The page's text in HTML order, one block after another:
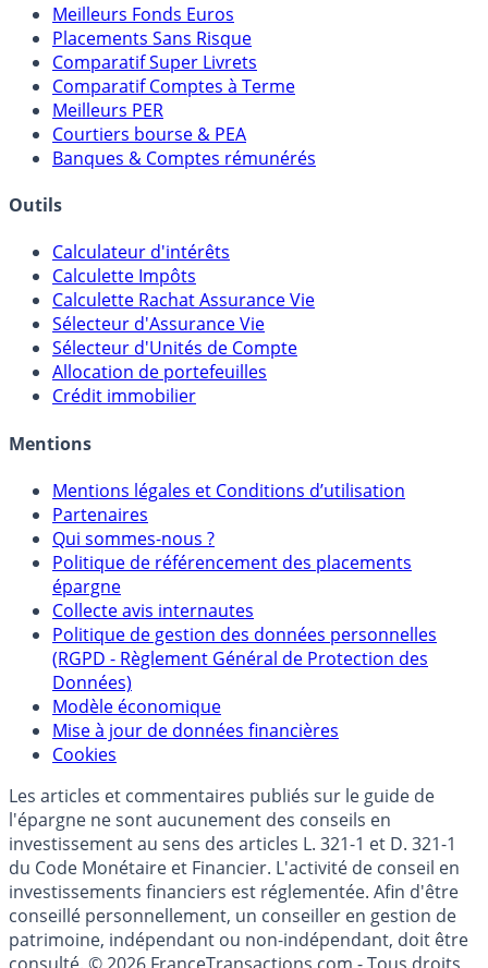
Meilleures Assurances-Vie
Meilleurs Fonds Euros
Placements Sans Risque
Comparatif Super Livrets
Comparatif Comptes à Terme
Meilleurs PER
Banques & Comptes rémunérés
Outils
Calculateur d'intérêts
Calculette Impôts
Calculette Rachat Assurance Vie
Sélecteur d'Assurance Vie
Sélecteur d'Unités de Compte
Crédit immobilier
Mentions
Mentions légales et Conditions d’utilisation
Partenaires
Qui sommes-nous ?
Politique de référencement des placements
épargne
Collecte avis internautes
Politique de gestion des données personnelles
(RGPD - Règlement Général de Protection des
Données)
Modèle économique
Cookies
Les articles et commentaires publiés sur le guide de
l'épargne ne sont aucunement des conseils en
investissement au sens des articles L. 321-1 et D. 321-1
du Code Monétaire et Financier. L'activité de conseil en
investissements financiers est réglementée. Afin d'être
conseillé personnellement, un conseiller en gestion de